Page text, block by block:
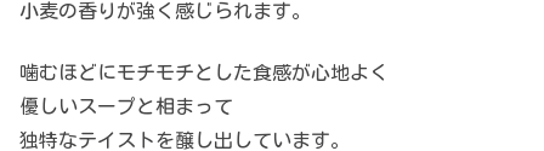
小麦の香りが強く感じられます。
噛むほどにモチモチとした食感が心地よく
優しいスープと相まって
独特なテイストを醸し出しています。